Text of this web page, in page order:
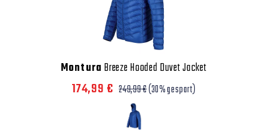
Montura Breeze Hooded Duvet Jacket
174,99 € 249,99 €(30% gespart)